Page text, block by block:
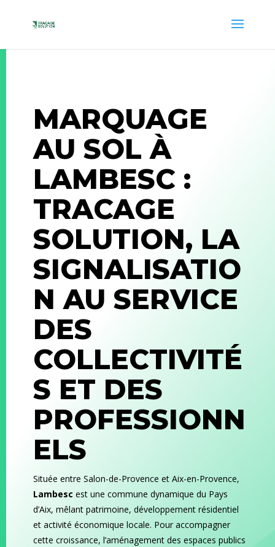
MARQUAGE
AU SOL À
LAMBESC :
TRACAGE
SOLUTION, LA
SIGNALISATIO
N AU SERVICE
DES
COLLECTIVITÉ
S ET DES
PROFESSIONN
ELS
Située entre Salon-de-Provence et Aix-en-Provence,
Lambesc est une commune dynamique du Pays
d’Aix, mêlant patrimoine, développement résidentiel
et activité économique locale. Pour accompagner
cette croissance, l’aménagement des espaces publics